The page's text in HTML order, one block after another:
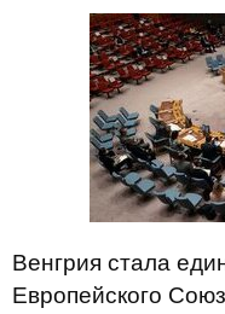
Венгрия стала
Европейского